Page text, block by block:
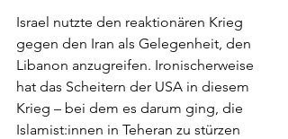
Israel nutzte den reaktionären Krieg
gegen den Iran als Gelegenheit, den
Libanon anzugreifen. Ironischerweise
hat das Scheitern der USA in diesem
Krieg – bei dem es darum ging, die
Islamist:innen in Teheran zu stürzen